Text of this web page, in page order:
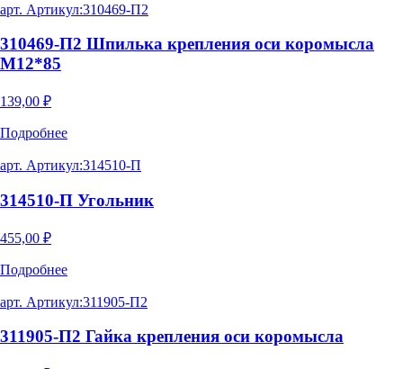
арт. Артикул:310469-П2
310469-П2 Шпилька крепления оси коромысла
М12*85
139,00 ₽
Подробнее
арт. Артикул:314510-П
314510-П Угольник
455,00 ₽
Подробнее
арт. Артикул:311905-П2
311905-П2 Гайка крепления оси коромысла